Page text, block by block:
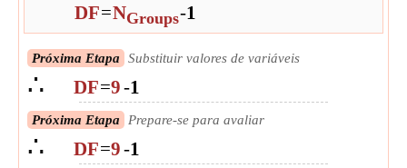
DF=NGroups-1
Próxima Etapa Substituir valores de variáveis
∴ DF=9-1
Próxima Etapa Prepare-se para avaliar
∴ DF=9-1